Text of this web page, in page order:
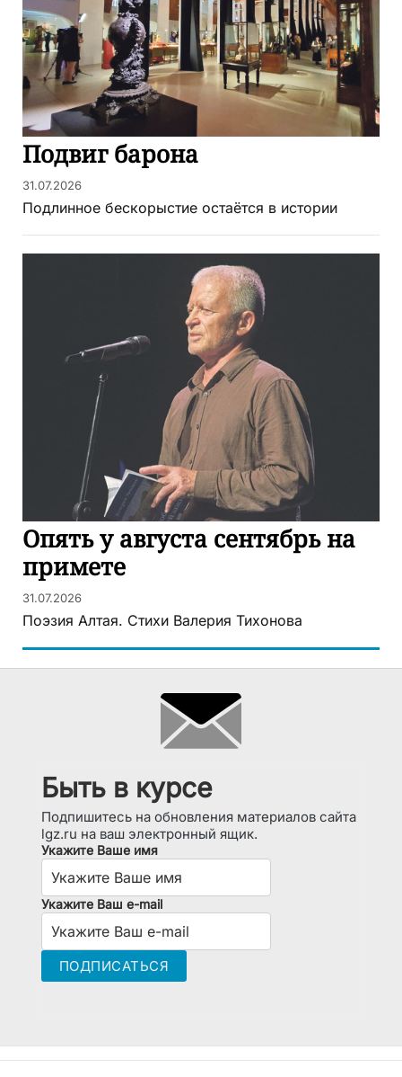
Подвиг барона
31.07.2026
Подлинное бескорыстие остаётся в истории
Опять у августа сентябрь на
примете
31.07.2026
Поэзия Алтая. Стихи Валерия Тихонова
Быть в курсе
Подпишитесь на обновления материалов сайта
lgz.ru на ваш электронный ящик.
Укажите Ваше имя
Укажите Ваш e-mail